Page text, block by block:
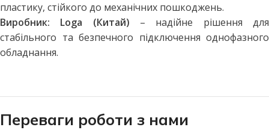
пластику, стійкого до механічних пошкоджень.
Виробник: Loga (Китай) – надійне рішення для
стабільного та безпечного підключення однофазного
обладнання.
Переваги роботи з нами